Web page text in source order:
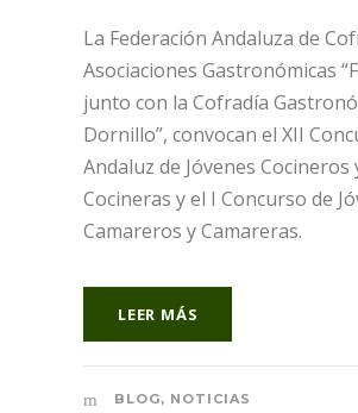
La Federación Andaluza de
Asociaciones Gastronómicas
junto con la Cofradía
Dornillo”, convocan el XII
Andaluz de Jóvenes Cocineros
Cocineras y el I Concurso de
Camareros y Camareras.
LEER MÁS
BLOG, NOTICIAS